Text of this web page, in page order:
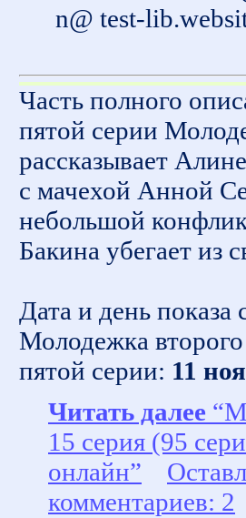
n@ test-
Часть полного
пятой серии
рассказывает
с мачехой Анной
небольшой
Бакина убегает из
Дата и день
Молодежка второго
пятой серии: 11
Читать далее
15 серия (95
онлайн”
комментариев: 2